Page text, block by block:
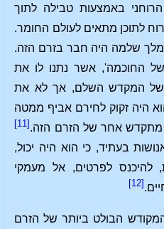
באמצעות טבילה לתוך
לתוכן מתאים לעולם החומר.
שלמה היה חבר בזרם הזה.
של החוכמה', אשר נתנו לו את
של המקדש השלם, אך לא את
היה זקוק לחירם אביף ממטה
מתקדש אחר של הזרם הזה. [11]
בעתיד, כי הוא היה יכול,
להיכנס לפרטים, אל מעמקי
[12]
הבולט ביותר של הזרם